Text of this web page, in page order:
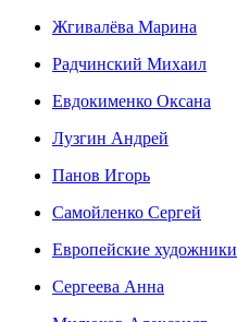
Жгивалёва Марина
Радчинский Михаил
Евдокименко Оксана
Лузгин Андрей
Панов Игорь
Сaмoйленко Сергей
Европейские художники
Сергеева Анна